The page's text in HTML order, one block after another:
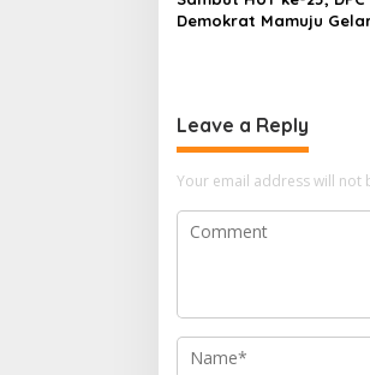
Demokrat Mamuju
Leave a Reply
Your email address will not